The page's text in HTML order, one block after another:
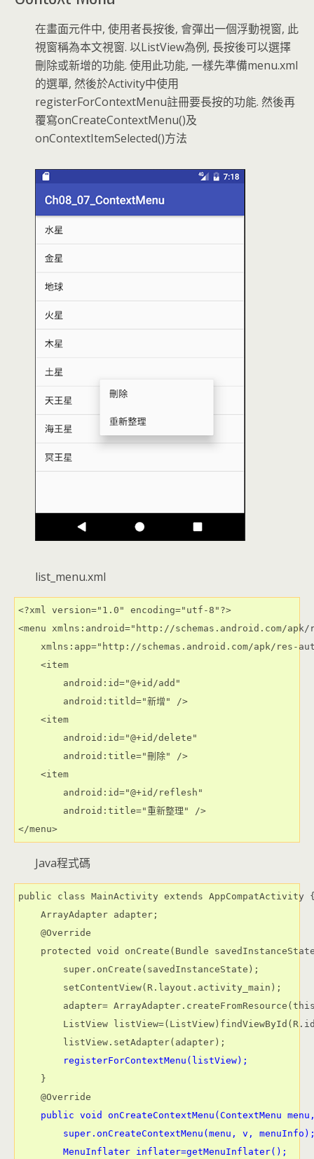
在畫面元件中, 使用者長按後, 會彈出一個浮動視窗, 此
視窗稱為本文視窗. 以ListView為例, 長按後可以選擇
刪除或新增的功能. 使用此功能, 一樣先準備menu.xml
的選單, 然後於Activity中使用
registerForContextMenu註冊要長按的功能. 然後再
覆寫onCreateContextMenu()及
onContextItemSelected()方法
list_menu.xml
<?xml version="1.0" encoding="utf-8"?>
<menu xmlns:android="http://schemas.android.com/
xmlns:app="http://schemas.android.com/apk/res-
    <item
        android:id="@+id/add"
        android:titld="新增" />
    <item
        android:id="@+id/delete"
        android:title="刪除" />
    <item
        android:id="@+id/reflesh"
        android:title="重新整理" />
</menu>
Java程式碼
public class MainActivity extends AppCompatActivity
    ArrayAdapter adapter;
    @Override
protected void onCreate(Bundle
        super.onCreate(savedInstanceState);
        setContentView(R.layout.activity_main);
adapter=
ListView
        listView.setAdapter(adapter);
registerForContextMenu(listView);
    }
    @Override
public void onCreateContextMenu(ContextMenu
super.onCreateContextMenu(menu, v,
        MenuInflater inflater=getMenuInflater();